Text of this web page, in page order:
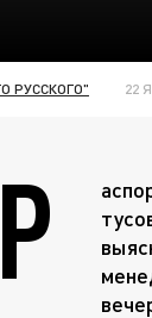
РУССКОГО" 22
Р